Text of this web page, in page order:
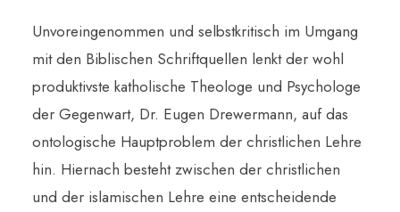
Unvoreingenommen und selbstkritisch im Umgang
mit den Biblischen Schriftquellen lenkt der wohl
produktivste katholische Theologe und Psychologe
der Gegenwart, Dr. Eugen Drewermann, auf das
ontologische Hauptproblem der christlichen Lehre
hin. Hiernach besteht zwischen der christlichen
und der islamischen Lehre eine entscheidende